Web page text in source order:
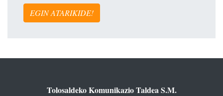
EGIN ATARIKIDE!
Tolosaldeko Komunikazio Taldea S.M.